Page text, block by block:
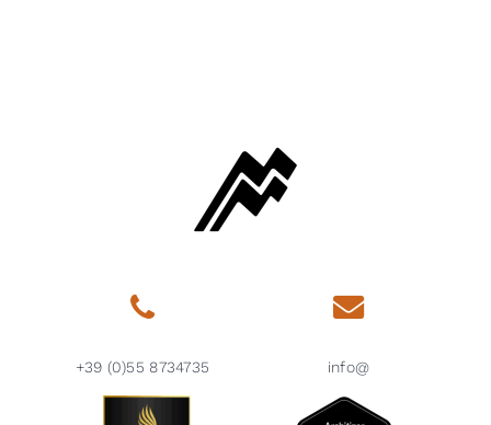
+39 (0)55 8734735 info@